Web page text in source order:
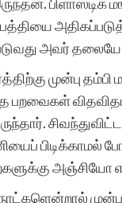
அவர் தலையே
முன்பு
பறவைகள்
பிடிக்காமல்